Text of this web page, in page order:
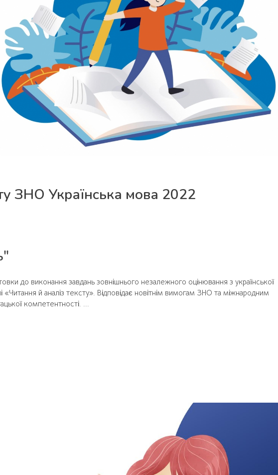
ЗНО Українська мова 2022
до виконання завдань зовнішнього незалежного оцінювання з української
«Читання й аналіз тексту». Відповідає новітнім вимогам ЗНО та міжнародним
компетентності. ...